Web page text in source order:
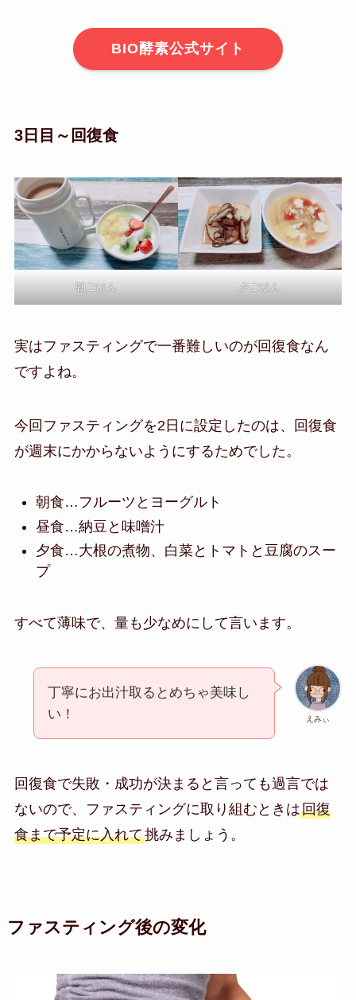
BIO酵素公式サイト
3日目～回復食
朝ごはん 夕ごはん
実はファスティングで一番難しいのが回復食なん
ですよね。
今回ファスティングを2日に設定したのは、回復食
が週末にかからないようにするためでした。
朝食…フルーツとヨーグルト
昼食…納豆と味噌汁
夕食…大根の煮物、白菜とトマトと豆腐のスー
プ
すべて薄味で、量も少なめにして言います。
えみぃ
丁寧にお出汁取るとめちゃ美味し
い！
回復食で失敗・成功が決まると言っても過言では
ないので、ファスティングに取り組むときは回復
食まで予定に入れて挑みましょう。
ファスティング後の変化